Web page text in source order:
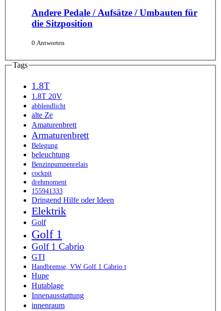
Andere Pedale / Aufsätze / Umbauten für
die Sitzposition
0 Antworten
Tags
1.8T
1.8T 20V
abblendlicht
alte Ze
Amaturenbrett
Armaturenbrett
Belegung
beleuchtung
Benzinpumpenrelais
cockpit
drehmoment
155941333
Dringend Hilfe oder Ideen
Elektrik
Golf
Golf 1
Golf 1 Cabrio
GTI
Handbremse, VW Golf 1 Cabrio t
Hupe
Hutablage
Innenausstattung
innenraum